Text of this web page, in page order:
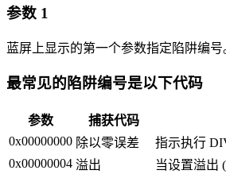
参数 1
蓝屏上显示的第一个参数指定陷阱编号
最常见的陷阱编号是以下代码
参数 捕获代码
0x00000000 除以零误差
指示执行
0x00000004 溢出
当设置溢出